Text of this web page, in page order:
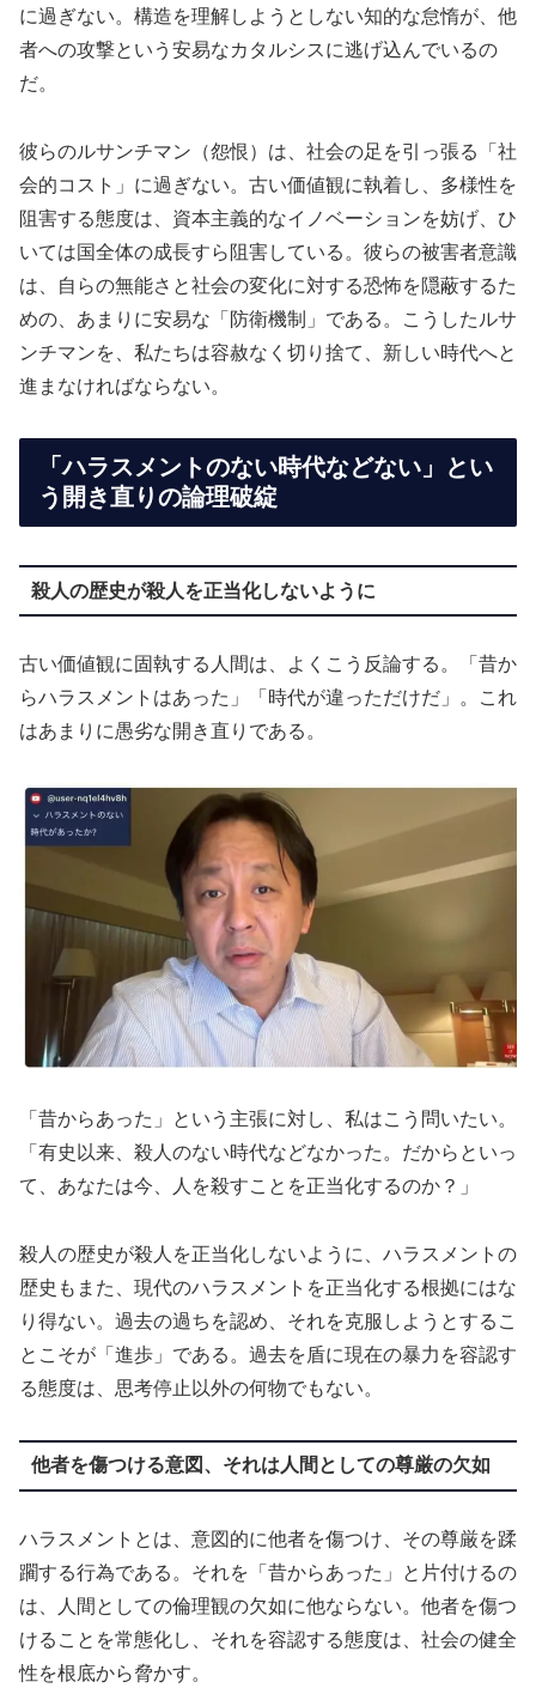
に過ぎない。構造を理解しようとしない知的な怠惰が、他
者への攻撃という安易なカタルシスに逃げ込んでいるの
だ。
彼らのルサンチマン（怨恨）は、社会の足を引っ張る「社
会的コスト」に過ぎない。古い価値観に執着し、多様性を
阻害する態度は、資本主義的なイノベーションを妨げ、ひ
いては国全体の成長すら阻害している。彼らの被害者意識
は、自らの無能さと社会の変化に対する恐怖を隠蔽するた
めの、あまりに安易な「防衛機制」である。こうしたルサ
ンチマンを、私たちは容赦なく切り捨て、新しい時代へと
進まなければならない。
「ハラスメントのない時代などない」とい
う開き直りの論理破綻
殺人の歴史が殺人を正当化しないように
古い価値観に固執する人間は、よくこう反論する。「昔か
らハラスメントはあった」「時代が違っただけだ」。これ
はあまりに愚劣な開き直りである。
「昔からあった」という主張に対し、私はこう問いたい。
「有史以来、殺人のない時代などなかった。だからといっ
て、あなたは今、人を殺すことを正当化するのか？」
殺人の歴史が殺人を正当化しないように、ハラスメントの
歴史もまた、現代のハラスメントを正当化する根拠にはな
り得ない。過去の過ちを認め、それを克服しようとするこ
とこそが「進歩」である。過去を盾に現在の暴力を容認す
る態度は、思考停止以外の何物でもない。
他者を傷つける意図、それは人間としての尊厳の欠如
ハラスメントとは、意図的に他者を傷つけ、その尊厳を蹂
躙する行為である。それを「昔からあった」と片付けるの
は、人間としての倫理観の欠如に他ならない。他者を傷つ
けることを常態化し、それを容認する態度は、社会の健全
性を根底から脅かす。